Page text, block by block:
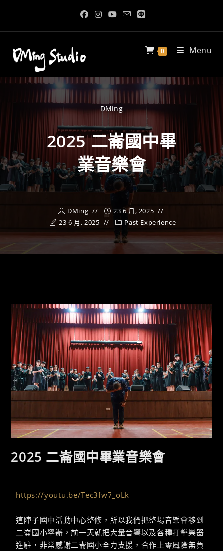
0 Menu
DMing
2025 二崙國中畢
業音樂會
DMing
23 6 月, 2025
23 6 月, 2025
Past Experience
2025 二崙國中畢業音樂會
https://youtu.be/Tec3fw7_oLk
這陣子國中活動中心整修，所以我們把整場音樂會移到
二崙國小舉辦，前一天就把大量音響以及各種打擊樂器
進駐，非常感謝二崙國小全力支援，合作上零風險無負